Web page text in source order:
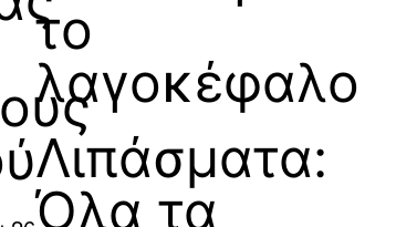
το
λαγοκέφαλο
Λιπάσματα:
Όλα τα